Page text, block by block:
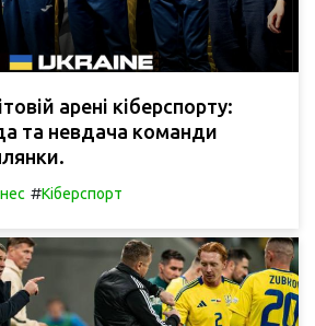
арені кіберспорту:
та невдача команди
#Кіберспорт